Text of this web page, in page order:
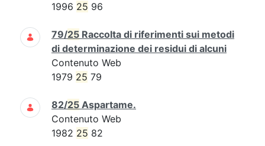
1996 25 96
79/25 Raccolta di riferimenti sui metodi
di determinazione dei residui di alcuni
Contenuto Web
1979 25 79
82/25 Aspartame.
Contenuto Web
1982 25 82